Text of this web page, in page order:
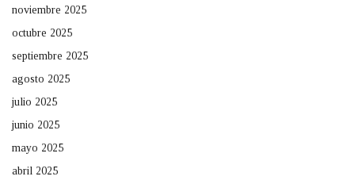
noviembre 2025
octubre 2025
septiembre 2025
agosto 2025
julio 2025
junio 2025
mayo 2025
abril 2025